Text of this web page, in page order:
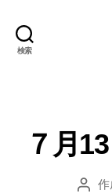
検索
７月
投 作